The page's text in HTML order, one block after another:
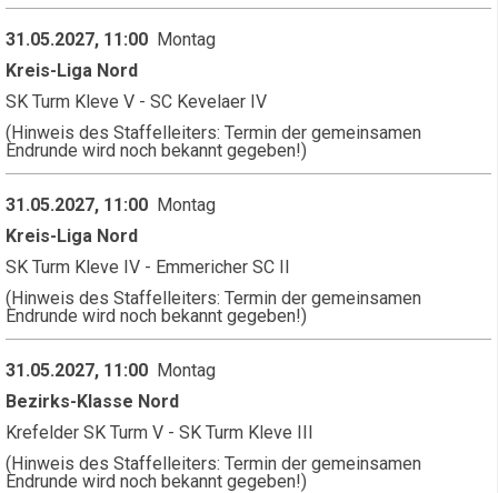
31.05.2027, 11:00 Montag
Kreis-Liga Nord
SK Turm Kleve V - SC Kevelaer IV
(Hinweis des Staffelleiters: Termin der gemeinsamen
Endrunde wird noch bekannt gegeben!)
31.05.2027, 11:00 Montag
Kreis-Liga Nord
SK Turm Kleve IV - Emmericher SC II
(Hinweis des Staffelleiters: Termin der gemeinsamen
Endrunde wird noch bekannt gegeben!)
31.05.2027, 11:00 Montag
Bezirks-Klasse Nord
Krefelder SK Turm V - SK Turm Kleve III
(Hinweis des Staffelleiters: Termin der gemeinsamen
Endrunde wird noch bekannt gegeben!)